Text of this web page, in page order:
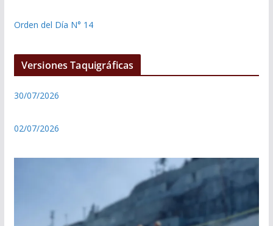
Orden del Día N° 14
Versiones Taquigráficas
30/07/2026
02/07/2026